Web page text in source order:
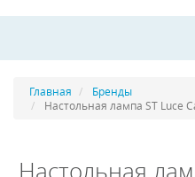
Главная
Бренды
Настольная лампа ST Luce